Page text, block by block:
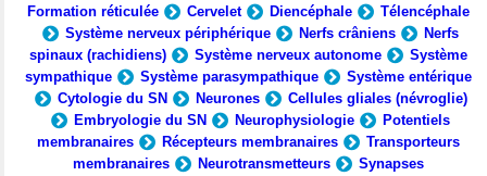
Formation réticulée
Cervelet Diencéphale
Télencéphale
Système nerveux périphérique
Nerfs crâniens
Nerfs
spinaux (rachidiens)
Système nerveux autonome
Système
sympathique
Système parasympathique
Système entérique
Cytologie du SN
Neurones
Cellules gliales (névroglie)
Embryologie du SN
Neurophysiologie
Potentiels
membranaires
Récepteurs membranaires
Transporteurs
membranaires
Neurotransmetteurs Synapses